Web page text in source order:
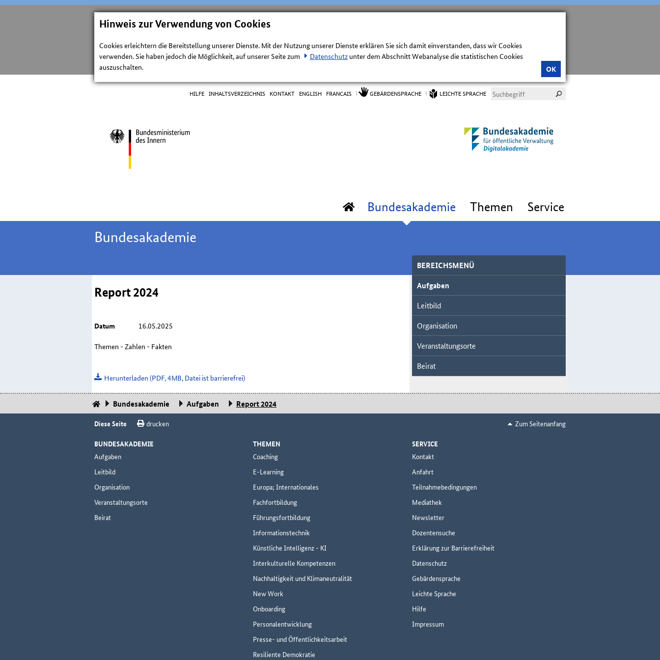
Hinweis zur Verwendung von Cookies
Cookies erleichtern die Bereitstellung unserer Dienste. Mit der Nutzung unserer Dienste erklären Sie sich damit einverstanden, dass wir Cookies
verwenden. Sie haben jedoch die Möglichkeit, auf unserer Seite zum
Datenschutz unter dem Abschnitt Webanalyse die statistischen Cookies
auszuschalten.
OK
HILFE INHALTSVERZEICHNIS KONTAKT ENGLISH FRANCAIS GEBÄRDENSPRACHE LEICHTE SPRACHE
Bundesakademie Themen Service
Bundesakademie
Report 2024
Datum 16.05.2025
Themen - Zahlen - Fakten
Herunterladen (PDF, 4MB, Datei ist barrierefrei)
BEREICHSMENÜ
Aufgaben
Leitbild
Organisation
Veranstaltungsorte
Beirat
Bundesakademie Aufgaben Report 2024
Diese Seite drucken Zum Seitenanfang
BUNDESAKADEMIE
Aufgaben
Leitbild
Organisation
Veranstaltungsorte
Beirat
THEMEN
Coaching
E-Learning
Europa; Internationales
Fachfortbildung
Führungsfortbildung
Informationstechnik
Künstliche Intelligenz - KI
Interkulturelle Kompetenzen
Nachhaltigkeit und Klimaneutralität
New Work
Onboarding
Personalentwicklung
Presse- und Öffentlichkeitsarbeit
Resiliente Demokratie
SERVICE
Kontakt
Anfahrt
Teilnahmebedingungen
Mediathek
Newsletter
Dozentensuche
Erklärung zur Barrierefreiheit
Datenschutz
Gebärdensprache
Leichte Sprache
Hilfe
Impressum